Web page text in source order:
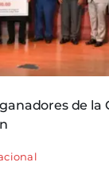
de la